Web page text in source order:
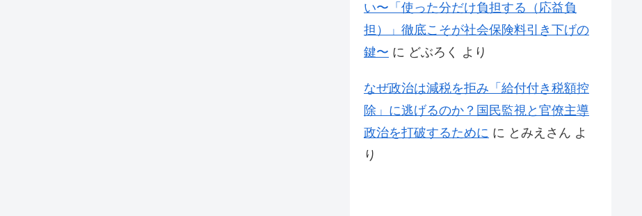
い〜「使った分だけ負担する（応益負
担）」徹底こそが社会保険料引き下げの
鍵〜 に どぶろく より
なぜ政治は減税を拒み「給付付き税額控
除」に逃げるのか？国民監視と官僚主導
政治を打破するために に とみえさん よ
り